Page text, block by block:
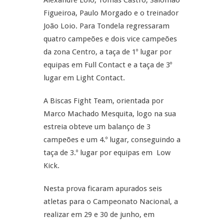
Figueiroa, Paulo Morgado e o treinador
João Loio. Para Tondela regressaram
quatro campeões e dois vice campeões
da zona Centro, a taça de 1º lugar por
equipas em Full Contact e a taça de 3º
lugar em Light Contact.
A Biscas Fight Team, orientada por
Marco Machado Mesquita, logo na sua
estreia obteve um balanço de 3
campeões e um 4.º lugar, conseguindo a
taça de 3.º lugar por equipas em Low
Kick.
Nesta prova ficaram apurados seis
atletas para o Campeonato Nacional, a
realizar em 29 e 30 de junho, em